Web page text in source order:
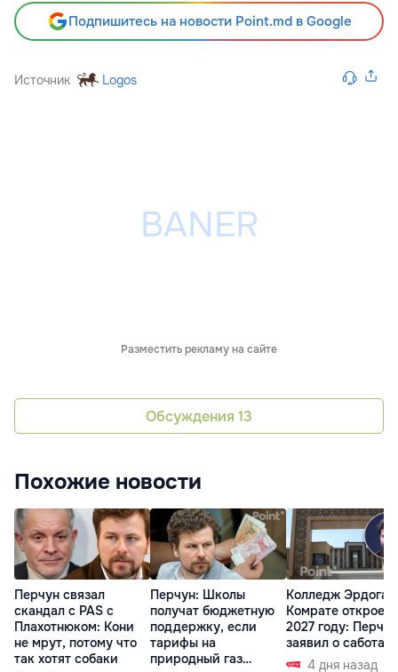
Подпишитесь на новости Point.md в Google
Источник Logos
Разместить рекламу на сайте
Обсуждения 13
Похожие новости
Перчун связал
скандал с PAS с
Плахотнюком: Кони
не мрут, потому что
так хотят собаки
Перчун: Школы
получат бюджетную
поддержку, если
тарифы на
природный газ
Колледж
Комрате
2027 году: Перчун
заявил о
4 дня назад